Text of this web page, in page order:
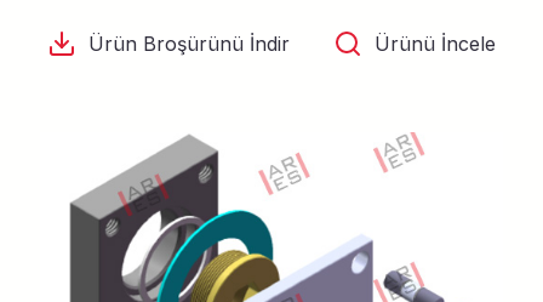
Ürün Broşürünü İndir Ürünü İncele